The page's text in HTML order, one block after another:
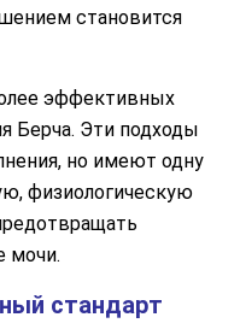
становится
эффективных
Берча. Эти подходы
но имеют одну
физиологическую
мочи.
стандарт